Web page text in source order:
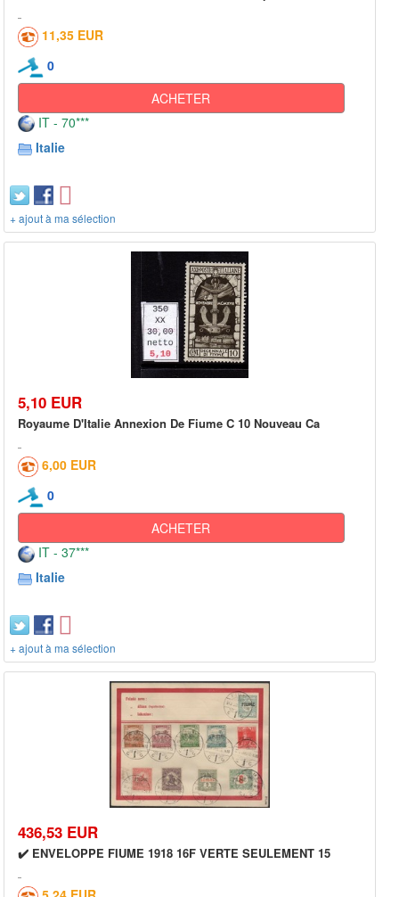
11,35 EUR
0
ACHETER
IT - 70***
Italie
+ ajout à ma sélection
5,10 EUR
Royaume D'Italie Annexion De Fiume C 10 Nouveau Ca
6,00 EUR
0
ACHETER
IT - 37***
Italie
+ ajout à ma sélection
436,53 EUR
✔️ ENVELOPPE FIUME 1918 16F VERTE SEULEMENT 15